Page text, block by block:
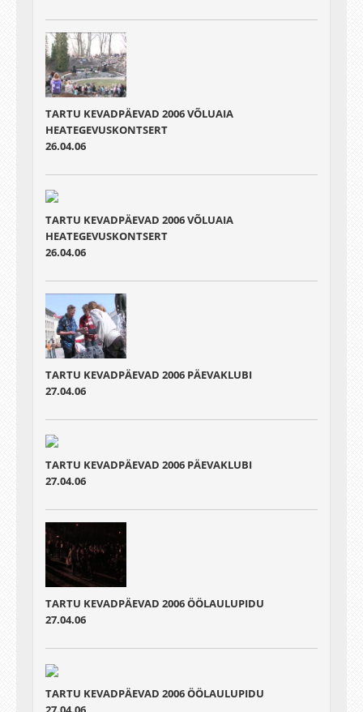
TARTU KEVADPÄEVAD 2006 VÕLUAIA
HEATEGEVUSKONTSERT
26.04.06
TARTU KEVADPÄEVAD 2006 VÕLUAIA
HEATEGEVUSKONTSERT
26.04.06
TARTU KEVADPÄEVAD 2006 PÄEVAKLUBI
27.04.06
TARTU KEVADPÄEVAD 2006 PÄEVAKLUBI
27.04.06
TARTU KEVADPÄEVAD 2006 ÖÖLAULUPIDU
27.04.06
TARTU KEVADPÄEVAD 2006 ÖÖLAULUPIDU